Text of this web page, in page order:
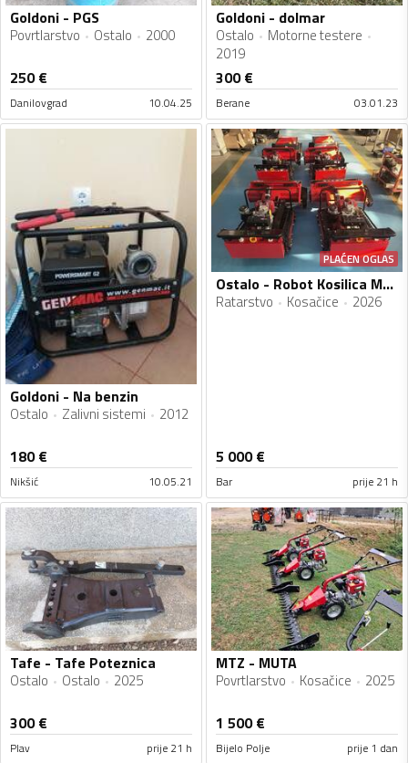
Goldoni - PGS
Povrtlarstvo Ostalo 2000
250€
Danilovgrad 10.04.25
Goldoni - dolmar
Ostalo
Motorne testere
2019
300€
Berane 03.01.23
Goldoni - Na benzin
Ostalo Zalivni sistemi 2012
180€
Nikšić 10.05.21
PLAĆEN OGLAS
Ostalo - Robot Kosilica Malcer - Hibrid
Ratarstvo Kosačice 2026
5 000€
Bar prije 21 h
Tafe - Tafe Poteznica
Ostalo Ostalo 2025
300€
Plav prije 21 h
MTZ - MUTA
Povrtlarstvo Kosačice 2025
1 500€
Bijelo Polje prije 1 dan